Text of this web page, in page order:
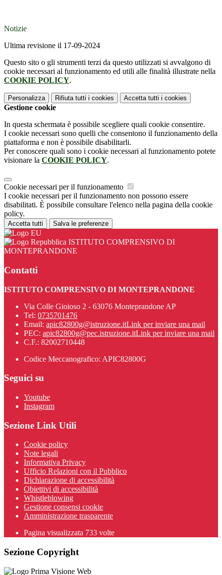
Notizie
Ultima revisione il 17-09-2024
Questo sito o gli strumenti terzi da questo utilizzati si avvalgono di
cookie necessari al funzionamento ed utili alle finalità illustrate nella
COOKIE POLICY.
Personalizza Rifiuta tutti i cookies Accetta tutti i cookies
Gestione cookie
In questa schermata è possibile scegliere quali cookie consentire.
I cookie necessari sono quelli che consentono il funzionamento della
piattaforma e non è possibile disabilitarli.
Per conoscere quali sono i cookie necessari al funzionamento potete
visionare la COOKIE POLICY.
Cookie necessari per il funzionamento
I cookie necessari per il funzionamento non possono essere
disabilitati. È possibile consultare l'elenco nella pagina della cookie
policy.
Accetta tutti Salva le preferenze
ISTITUTO COMPRENSIVO DI
MONTEPRANDONE
Contatti
ISTITUTO COMPRENSIVO DI MONTEPRANDONE
Via Colle Gioioso 2 - 63076 Monteprandone AP
Tel: 0735701476
Email: apic82800g@istruzione.itLink per inviare una mail
PEC: apic82800g@pec.istruzione.itLink per inviare una mail
C.F.: 82002710448
Codice Meccanografico: APIC82800G
Seguici su
Youtube
Instagram
Sezione Link Utili
Cookie policy
Note legali
Informativa Privacy
Ufficio Relazioni con il Pubblico
Dichiarazione di accessibilità
Obiettivi di accessibilità
Whistleblowing
Gestione consensi cookie
Amministrazione trasparente
Pagina visualizzata 733 volte
Sezione Copyright